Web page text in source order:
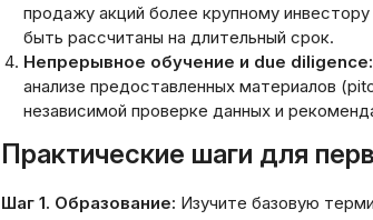
продажу акций более крупному
быть рассчитаны на длительный срок.
Непрерывное обучение и due diligence:
анализе предоставленных материалов
независимой проверке данных и
Практические шаги для
Шаг 1. Образование: Изучите базовую